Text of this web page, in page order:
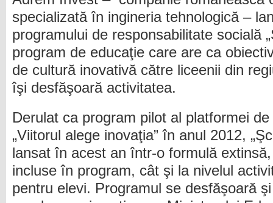
specializată în ingineria tehnologică –
programului de responsabilitate socială
program de educaţie care are ca
de cultură inovativă către liceenii din
îşi desfăşoară activitatea.
Derulat ca program pilot al platformei
„Viitorul alege inovaţia” în anul 2012,
lansat în acest an într-o formulă
incluse în program, cât şi la nivelul
pentru elevi. Programul se desfăşoară